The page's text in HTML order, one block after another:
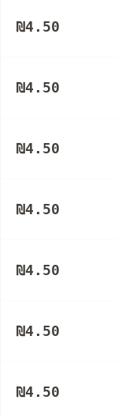
₪4.50
₪4.50
₪4.50
₪4.50
₪4.50
₪4.50
₪4.50